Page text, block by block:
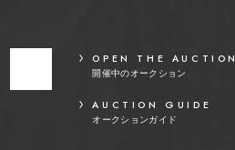
OPEN THE AUCTION
開催中のオークション
AUCTION GUIDE
オークションガイド